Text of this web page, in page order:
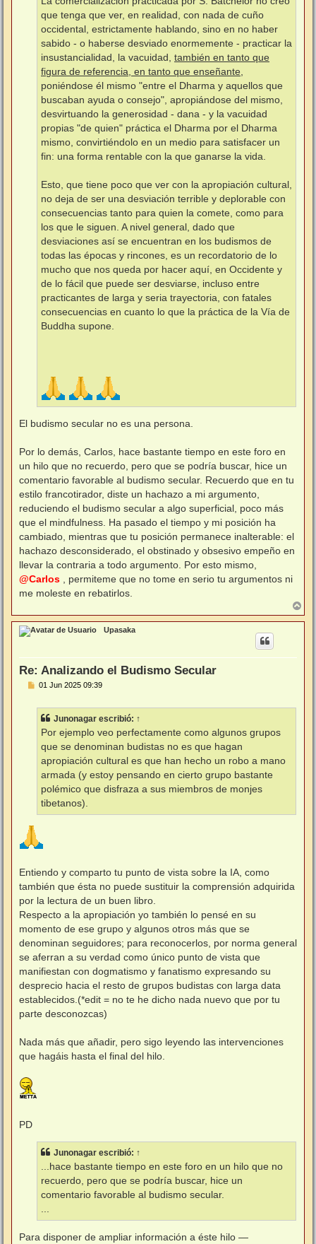
que tenga que ver, en realidad, con nada de cuño
occidental, estrictamente hablando, sino en no haber
sabido - o haberse desviado enormemente - practicar la
insustancialidad, la vacuidad, también en tanto que
figura de referencia, en tanto que enseñante
poniéndose él mismo "entre el Dharma y aquellos que
buscaban ayuda o consejo", apropiándose del mismo,
desvirtuando la generosidad - dana - y la vacuidad
propias "de quien" práctica el Dharma por el Dharma
mismo, convirtiéndolo en un medio para satisfacer un
fin: una forma rentable con la que ganarse la vida.
Esto, que tiene poco que ver con la apropiación cultural,
no deja de ser una desviación terrible y deplorable con
consecuencias tanto para quien la comete, como para
los que le siguen. A nivel general, dado que
desviaciones así se encuentran en los budismos de
todas las épocas y rincones, es un recordatorio de lo
mucho que nos queda por hacer aquí, en Occidente y
de lo fácil que puede ser desviarse, incluso entre
practicantes de larga y seria trayectoria, con fatales
consecuencias en cuanto lo que la práctica de la Vía de
Buddha supone.
El budismo secular no es una persona.
Por lo demás, Carlos, hace bastante tiempo en este foro en
un hilo que no recuerdo, pero que se podría buscar, hice un
comentario favorable al budismo secular. Recuerdo que en tu
estilo francotirador, diste un hachazo a mi argumento,
reduciendo el budismo secular a algo superficial, poco más
que el mindfulness. Ha pasado el tiempo y mi posición ha
cambiado, mientras que tu posición permanece inalterable: el
hachazo desconsiderado, el obstinado y obsesivo empeño en
llevar la contraria a todo argumento. Por esto mismo,
@Carlos , permiteme que no tome en serio tu argumentos ni
me moleste en rebatirlos.
r
r
Upasaka
Re: Analizando el Budismo Secular
M
01 Jun 2025 09:39
Junonagar escribió: ↑
Por ejemplo veo perfectamente como algunos grupos
que se denominan budistas no es que hagan
apropiación cultural es que han hecho un robo a mano
armada (y estoy pensando en cierto grupo bastante
polémico que disfraza a sus miembros de monjes
tibetanos).
Entiendo y comparto tu punto de vista sobre la IA, como
también que ésta no puede sustituir la comprensión adquirida
por la lectura de un buen libro.
Respecto a la apropiación yo también lo pensé en su
momento de ese grupo y algunos otros más que se
denominan seguidores; para reconocerlos, por norma general
se aferran a su verdad como único punto de vista que
manifiestan con dogmatismo y fanatismo expresando su
desprecio hacia el resto de grupos budistas con larga data
establecidos.(*edit = no te he dicho nada nuevo que por tu
parte desconozcas)
Nada más que añadir, pero sigo leyendo las intervenciones
que hagáis hasta el final del hilo.
PD
Junonagar escribió: ↑
...hace bastante tiempo en este foro en un hilo que no
recuerdo, pero que se podría buscar, hice un
comentario favorable al budismo secular.
Para disponer de ampliar información a éste hilo —